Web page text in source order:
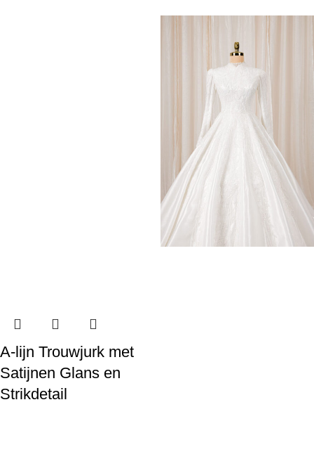
A-lijn Trouwjurk met
Satijnen Glans en
Strikdetail